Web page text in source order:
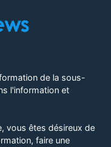
de la sous-
l'information et
vous êtes désireux de
faire une